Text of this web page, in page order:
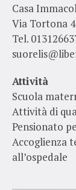
Casa
Via Tortona
Tel.
Attività
Scuola
Attività di
Pensionato
Accoglienza
all’ospedale